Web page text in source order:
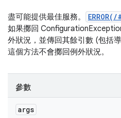
盡可能提供最佳服務。
如果擲回
外狀況，並傳回其餘引數 (包括
這個方法不會擲回例外狀況。
參數
args